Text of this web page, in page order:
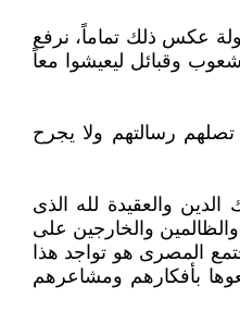
عكس ذلك تماماً، نرفع
شعوب وقبائل ليعيشوا معاً
رسالتهم ولا يجرح
والعقيدة لله الذى
والخارجين على
المصرى هو تواجد هذا
بأفكارهم ومشاعرهم